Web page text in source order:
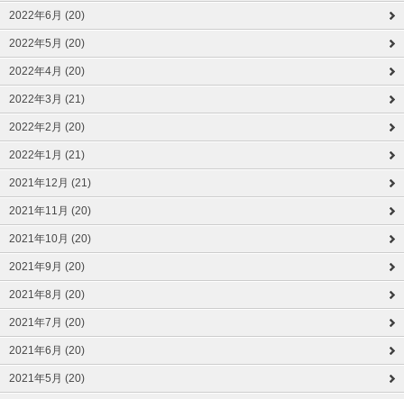
2022年6月 (20)
2022年5月 (20)
2022年4月 (20)
2022年3月 (21)
2022年2月 (20)
2022年1月 (21)
2021年12月 (21)
2021年11月 (20)
2021年10月 (20)
2021年9月 (20)
2021年8月 (20)
2021年7月 (20)
2021年6月 (20)
2021年5月 (20)